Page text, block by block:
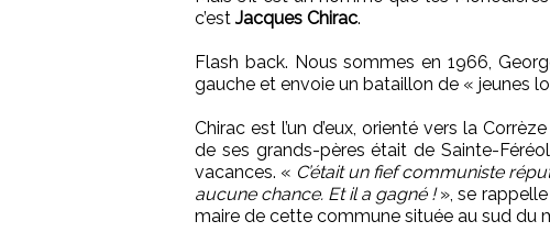
c’est Jacques Chirac.
Flash back. Nous sommes en 1966,
gauche et envoie un bataillon de « jeunes
Chirac est l’un d’eux, orienté vers la
de ses grands-pères était de Sainte-
vacances. « C’était un fief communiste
aucune chance. Et il a gagné !», se rappelle
maire de cette commune située au sud du